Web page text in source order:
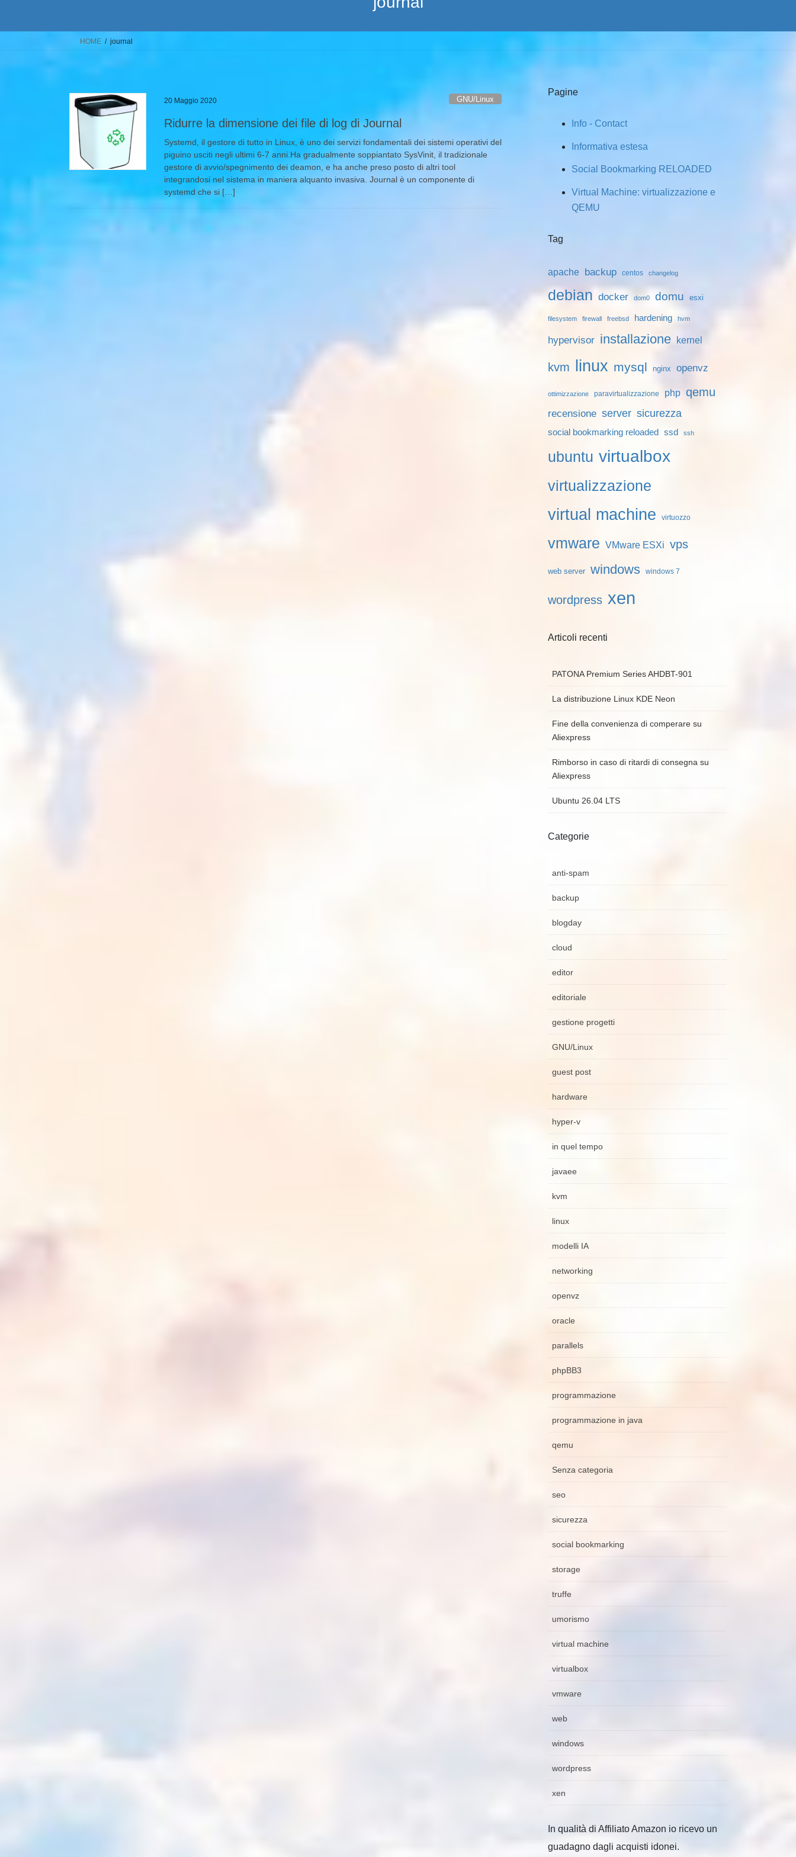
HOME journal
20 Maggio 2020 GNU/Linux
Ridurre la dimensione dei file di log di Journal
Systemd, il gestore di tutto in Linux, è uno dei servizi fondamentali dei sistemi operativi del
piguino usciti negli ultimi 6-7 anni.Ha gradualmente soppiantato SysVinit, il tradizionale
gestore di avvio/spegnimento dei deamon, e ha anche preso posto di altri tool
integrandosi nel sistema in maniera alquanto invasiva. Journal è un componente di
systemd che si […]
Pagine
Info - Contact
Informativa estesa
Social Bookmarking RELOADED
Virtual Machine: virtualizzazione e
QEMU
Tag
apache backup centos changelog
debian docker dom0 domu esxi
filesystem firewall freebsd hardening hvm
hypervisor installazione kernel
kvm linux mysql nginx openvz
ottimizzazione paravirtualizzazione php qemu
recensione server sicurezza
social bookmarking reloaded ssd ssh
ubuntu virtualbox
virtualizzazione
virtual machine virtuozzo
vmware VMware ESXi vps
web server windows windows 7
wordpress xen
Articoli recenti
PATONA Premium Series AHDBT-901
La distribuzione Linux KDE Neon
Fine della convenienza di comperare su
Aliexpress
Rimborso in caso di ritardi di consegna su
Aliexpress
Ubuntu 26.04 LTS
Categorie
anti-spam
backup
blogday
cloud
editor
editoriale
gestione progetti
GNU/Linux
guest post
hardware
hyper-v
in quel tempo
javaee
kvm
linux
modelli IA
networking
openvz
oracle
parallels
phpBB3
programmazione
programmazione in java
qemu
Senza categoria
seo
sicurezza
social bookmarking
storage
truffe
umorismo
virtual machine
virtualbox
vmware
web
windows
wordpress
xen
In qualità di Affiliato Amazon io ricevo un
guadagno dagli acquisti idonei.